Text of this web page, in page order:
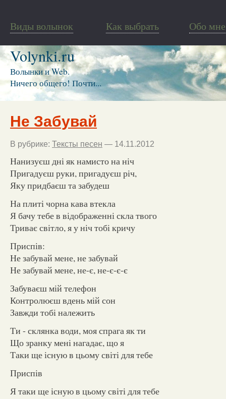
Виды волынок Как выбрать Обо мне
Volynki.ru
Волынки и Web.
Ничего общего! Почти...
Не Забувай
В рубрике: Тексты песен — 14.11.2012
Нанизуєш дні як намисто на ніч
Пригадуєш руки, пригадуєш річ,
Яку придбаєш та забудеш
На плиті чорна кава втекла
Я бачу тебе в відображенні скла твого
Триває світло, я у ніч тобі кричу
Приспів:
Не забувай мене, не забувай
Не забувай мене, не-є, не-є-є-є
Забуваєш мій телефон
Контролюєш вдень мій сон
Завжди тобі належить
Ти - склянка води, моя спрага як ти
Що зранку мені нагадає, що я
Таки ще існую в цьому світі для тебе
Приспів
Я таки ще існую в цьому світі для тебе